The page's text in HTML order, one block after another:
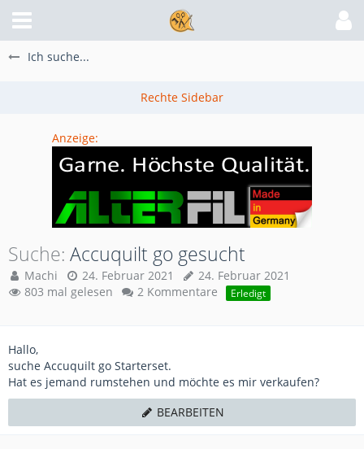
Ich suche...
Anzeige:
Suche Accuquilt go gesucht
Machi 24. Februar 2021
24. Februar 2021
803 mal gelesen
2 Kommentare Erledigt
Hallo,
suche Accuquilt go Starterset.
Hat es jemand rumstehen und möchte es mir verkaufen?
BEARBEITEN